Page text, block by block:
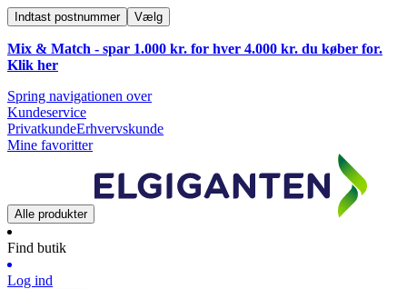
Indtast postnummer Vælg
Mix & Match - spar 1.000 kr. for hver 4.000 kr. du køber for.
Klik her
Spring navigationen over
Kundeservice
PrivatkundeErhvervskunde
Mine favoritter
Alle produkter
Find butik
Log ind